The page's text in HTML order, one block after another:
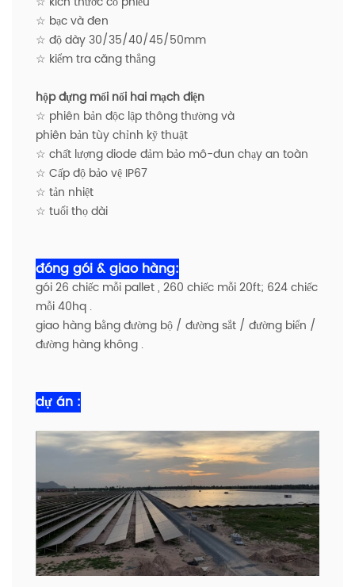
☆ bạc và đen
☆ độ dày 30/35/40/45/50mm
☆ kiểm tra căng thẳng
hộp đựng mối nối hai mạch điện
☆ phiên bản độc lập thông thường và
phiên bản tùy chỉnh kỹ thuật
☆ chất lượng diode đảm bảo mô-đun chạy an toàn
☆ Cấp độ bảo vệ IP67
☆ tản nhiệt
☆ tuổi thọ dài
đóng gói & giao hàng:
gói 26 chiếc mỗi pallet , 260 chiếc mỗi 20ft; 624 chiếc
mỗi 40hq .
giao hàng bằng đường bộ / đường sắt / đường biển /
đường hàng không .
dự án :